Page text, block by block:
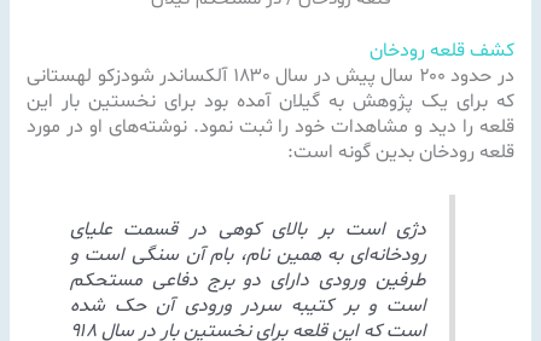
کشف قلعه رودخان
در حدود ۲۰۰ سال پیش در سال ۱۸۳۰ آلکساندر شودزکو لهستانی
که برای یک پژوهش به گیلان آمده بود برای نخستین بار این
قلعه را دید و مشاهدات خود را ثبت نمود. نوشته‌های او در مورد
قلعه رودخان بدین گونه است:
دژی است بر بالای کوهی در قسمت علیای
رودخانه‌ای به همین نام، بام آن سنگی است و
طرفین ورودی دارای دو برج دفاعی مستحکم
است و بر کتیبه سردر ورودی آن حک شده
است که این قلعه برای نخستین بار در سال ۹۱۸